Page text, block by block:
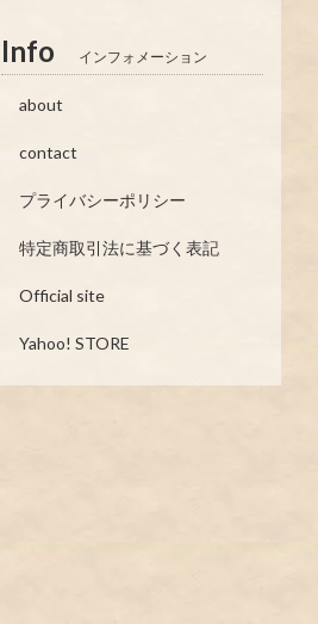
Info インフォメーション
about
contact
プライバシーポリシー
特定商取引法に基づく表記
Official site
Yahoo! STORE